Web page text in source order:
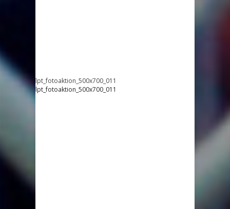
lpt_fotoaktion_500x700_011
lpt_fotoaktion_500x700_011